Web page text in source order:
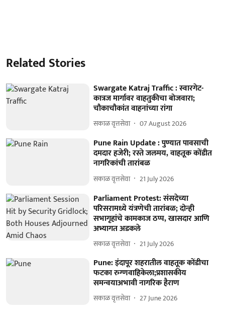
Related Stories
Swargate Katraj Traffic : स्वारगेट-
कात्रज मार्गावर वाहतुकीचा बोजवारा;
चौकाचौकांत वाहनांच्या रांगा
सकाळ वृत्तसेवा 07 August 2026
Pune Rain Update : पुण्यात पावसाची
दमदार हजेरी; रस्ते जलमय, वाहतूक कोंडीत
नागरिकांची तारांबळ
सकाळ वृत्तसेवा 21 July 2026
Parliament Protest: संसदेच्या
परिसरामध्ये यंत्रणेची तारांबळ; दोन्ही
सभागृहांचे कामकाज ठप्प, खासदार आणि
अभ्यागत अडकले
सकाळ वृत्तसेवा 21 July 2026
Pune: इंदापूर शहरातील वाहतूक कोंडीचा
फटका रुग्णवाहिकेला;प्रशासकीय
समन्वयाअभावी नागरिक हैराण
सकाळ वृत्तसेवा 27 June 2026